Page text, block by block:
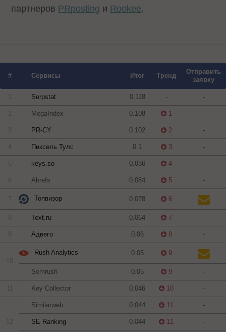
партнеров PRposting и Rookee.
# Сервисы Итог Тренд
Отправить
заявку
Serpstat 0.118 - -
2 MegaIndex 0.108 1 -
3 PR-CY 0.102 2 -
Пиксель Тулс 0.1 3 -
5 keys.so 0.086 4 -
Ahrefs 0.084 5 -
7 Топвизор 0.078 6
8 Text.ru 0.064 7 -
Адвего 0.06 8 -
Rush Analytics 0.05 9
Semrush 0.05 9 -
Key Collector 0.046 10 -
12
Similarweb 0.044 11 -
SE Ranking 0.044 11 -